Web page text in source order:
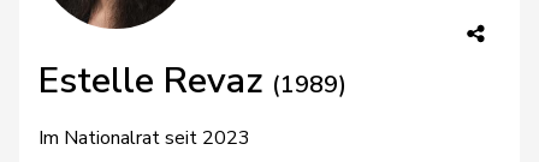
Estelle Revaz (1989)
Im Nationalrat seit 2023